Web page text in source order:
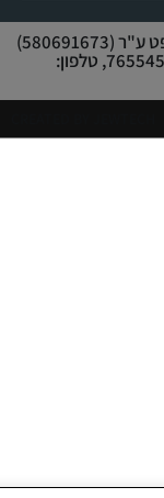
אתר זה משוייך לעמותת לב וחסד הוראה ומשפט ע"ר (580691673)
רחוב קפרא מנשה, 39, רחובות, מיקוד 7655452, טלפון: